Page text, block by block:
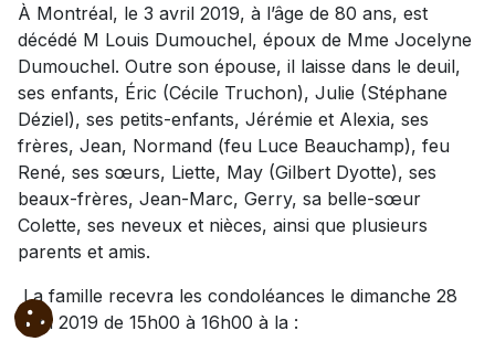
À Montréal, le 3 avril 2019, à l’âge de 80 ans, est
décédé M Louis Dumouchel, époux de Mme Jocelyne
Dumouchel. Outre son épouse, il laisse dans le deuil,
ses enfants, Éric (Cécile Truchon), Julie (Stéphane
Déziel), ses petits-enfants, Jérémie et Alexia, ses
frères, Jean, Normand (feu Luce Beauchamp), feu
René, ses sœurs, Liette, May (Gilbert Dyotte), ses
beaux-frères, Jean-Marc, Gerry, sa belle-sœur
Colette, ses neveux et nièces, ainsi que plusieurs
parents et amis.
La famille recevra les condoléances le dimanche 28
avril 2019 de 15h00 à 16h00 à la :